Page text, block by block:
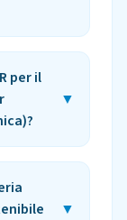
per il
▼
▼